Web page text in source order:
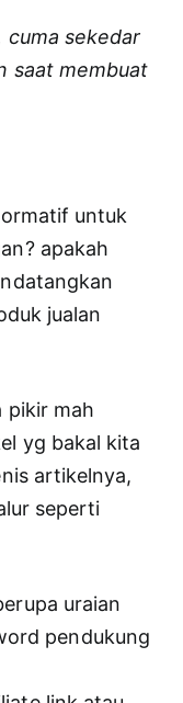
cuma sekedar
saat membuat
untuk
apakah
jualan
pikir mah
yg bakal kita
artikelnya,
seperti
uraian
pendukung